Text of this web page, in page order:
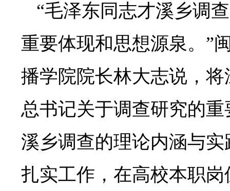
“毛泽东同志才溪乡调
重要体现和思想源泉。”
播学院院长林大志说，
总书记关于调查研究的
溪乡调查的理论内涵与
扎实工作，在高校本职